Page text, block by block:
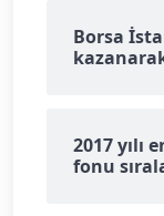
Borsa
2017 yılı
fonu